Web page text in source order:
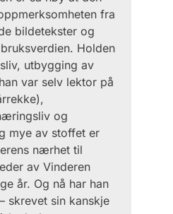
fra
bildetekster og
Holden
utbygging av
var selv lektor på
og
mye av stoffet er
nærhet til
av Vinderen
år. Og nå har han
skrevet sin kanskje